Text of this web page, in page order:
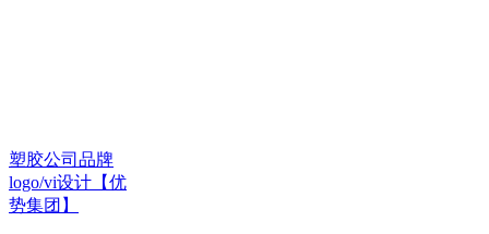
塑胶公司品牌
logo/vi设计【优
势集团】